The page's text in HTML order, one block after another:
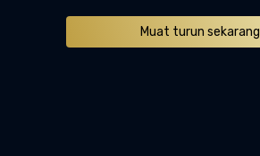
Muat turun sekarang